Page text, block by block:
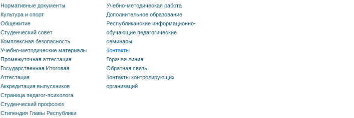
Нормативные документы
Культура и спорт
Общежитие
Студенческий совет
Комплексная безопасность
Учебно-методические материалы
Промежуточная аттестация
Государственная Итоговая
Аттестация
Аккредитация выпускников
Страница педагог-психолога
Студенческий профсоюз
Стипендия Главы Республики
Учебно-методическая работа
Дополнительное образование
Республиканские информационно-
обучающие педагогические
семинары
Контакты
Горячая линия
Обратная связь
Контакты контролирующих
организаций